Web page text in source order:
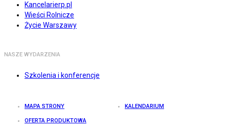
Kancelarierp.pl
Wieści Rolnicze
Życie Warszawy
NASZE WYDARZENIA
Szkolenia i konferencje
MAPA STRONY KALENDARIUM
OFERTA PRODUKTOWA